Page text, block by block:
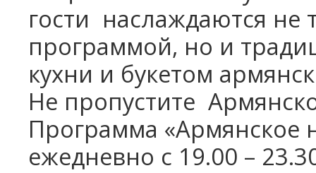
гости наслаждаются не
программой, но и
кухни и букетом
Не пропустите
Программа «Армянское
ежедневно с 19.00 –